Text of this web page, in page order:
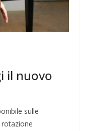
il nuovo
sulle